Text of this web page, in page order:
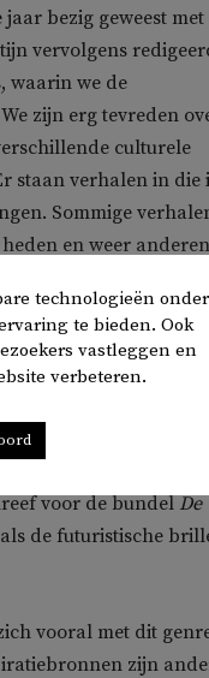
bezig geweest
vervolgens
waarin we de
zijn erg tevreden
culturele
staan verhalen in die
Sommige
en weer
fiction, vertelt hij.
fantasy-boeken. En ik
met sprookjes waarin
eerdere romans
het verhaal ‘Gloed
voor de bundel De
de futuristische
vooral met dit
zijn
technologieën onder
te bieden. Ook
vastleggen en
verbeteren.